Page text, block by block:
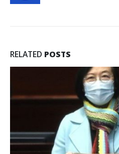
RELATED POSTS